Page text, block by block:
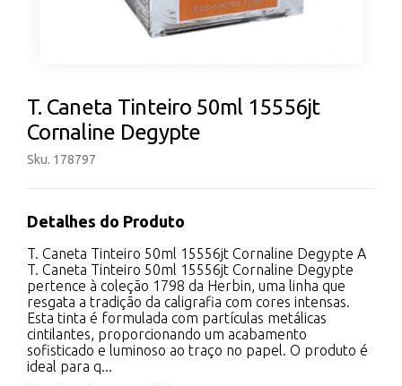
T. Caneta Tinteiro 50ml 15556jt
Cornaline Degypte
Sku. 178797
Detalhes do Produto
T. Caneta Tinteiro 50ml 15556jt Cornaline Degypte A
T. Caneta Tinteiro 50ml 15556jt Cornaline Degypte
pertence à coleção 1798 da Herbin, uma linha que
resgata a tradição da caligrafia com cores intensas.
Esta tinta é formulada com partículas metálicas
cintilantes, proporcionando um acabamento
sofisticado e luminoso ao traço no papel. O produto é
ideal para q...